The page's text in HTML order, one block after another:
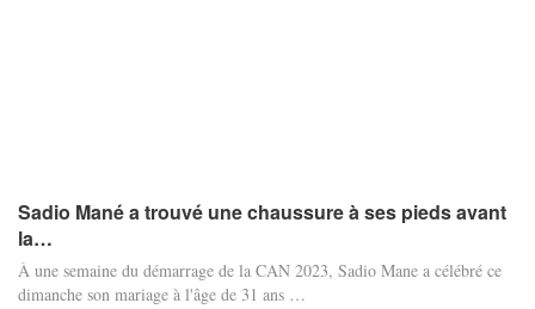
Sadio Mané a trouvé une chaussure à ses pieds avant
la…
À une semaine du démarrage de la CAN 2023, Sadio Mane a célébré ce
dimanche son mariage à l'âge de 31 ans …